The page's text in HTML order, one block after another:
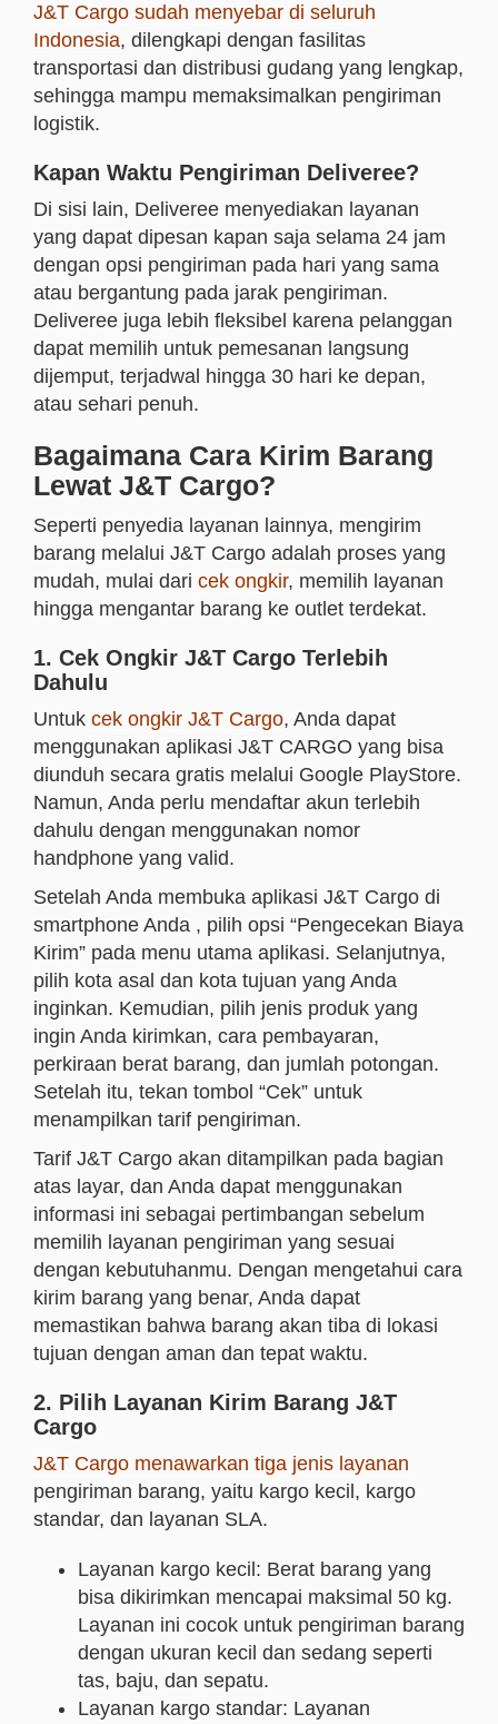
J&T Cargo sudah menyebar di seluruh
Indonesia, dilengkapi dengan fasilitas
transportasi dan distribusi gudang yang lengkap,
sehingga mampu memaksimalkan pengiriman
logistik.
Kapan Waktu Pengiriman Deliveree?
Di sisi lain, Deliveree menyediakan layanan
yang dapat dipesan kapan saja selama 24 jam
dengan opsi pengiriman pada hari yang sama
atau bergantung pada jarak pengiriman.
Deliveree juga lebih fleksibel karena pelanggan
dapat memilih untuk pemesanan langsung
dijemput, terjadwal hingga 30 hari ke depan,
atau sehari penuh.
Bagaimana Cara Kirim Barang
Lewat J&T Cargo?
Seperti penyedia layanan lainnya, mengirim
barang melalui J&T Cargo adalah proses yang
mudah, mulai dari cek ongkir, memilih layanan
hingga mengantar barang ke outlet terdekat.
1. Cek Ongkir J&T Cargo Terlebih
Dahulu
Untuk cek ongkir J&T Cargo, Anda dapat
menggunakan aplikasi J&T CARGO yang bisa
diunduh secara gratis melalui Google PlayStore.
Namun, Anda perlu mendaftar akun terlebih
dahulu dengan menggunakan nomor
handphone yang valid.
Setelah Anda membuka aplikasi J&T Cargo di
smartphone Anda , pilih opsi “Pengecekan Biaya
Kirim” pada menu utama aplikasi. Selanjutnya,
pilih kota asal dan kota tujuan yang Anda
inginkan. Kemudian, pilih jenis produk yang
ingin Anda kirimkan, cara pembayaran,
perkiraan berat barang, dan jumlah potongan.
Setelah itu, tekan tombol “Cek” untuk
menampilkan tarif pengiriman.
Tarif J&T Cargo akan ditampilkan pada bagian
atas layar, dan Anda dapat menggunakan
informasi ini sebagai pertimbangan sebelum
memilih layanan pengiriman yang sesuai
dengan kebutuhanmu. Dengan mengetahui cara
kirim barang yang benar, Anda dapat
memastikan bahwa barang akan tiba di lokasi
tujuan dengan aman dan tepat waktu.
2. Pilih Layanan Kirim Barang J&T
Cargo
J&T Cargo menawarkan tiga jenis layanan
pengiriman barang, yaitu kargo kecil, kargo
standar, dan layanan SLA.
Layanan kargo kecil: Berat barang yang
bisa dikirimkan mencapai maksimal 50 kg.
Layanan ini cocok untuk pengiriman barang
dengan ukuran kecil dan sedang seperti
tas, baju, dan sepatu.
Layanan kargo standar: Layanan